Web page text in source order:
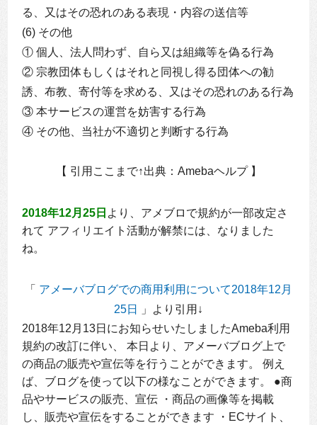
る、又はその恐れのある表現・内容の送信等
(6) その他
① 個人、法人問わず、自ら又は組織等を偽る行為
② 宗教団体もしくはそれと同視し得る団体への勧
誘、布教、寄付等を求める、又はその恐れのある行為
③ 本サービスの運営を妨害する行為
④ その他、当社が不適切と判断する行為
【 引用ここまで↑出典：Amebaヘルプ 】
2018年12月25日 より、アメブロで規約が一部改定さ
れて アフィリエイト活動が解禁には、なりました
ね。
「 アメーバブログでの商用利用について2018年12月
25日
」より引用↓
2018年12月13日にお知らせいたしましたAmeba利用
規約の改訂に伴い、 本日より、アメーバブログ上で
の商品の販売や宣伝等を行うことができます。 例え
ば、ブログを使って以下の様なことができます。 ●商
品やサービスの販売、宣伝 ・商品の画像等を掲載
し、販売や宣伝をすることができます ・ECサイト、